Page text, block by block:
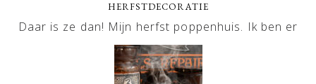
HERFSTDECORATIE
Daar is ze dan! Mijn herfst poppenhuis. Ik ben er